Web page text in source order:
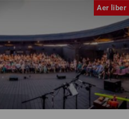
Aer liber